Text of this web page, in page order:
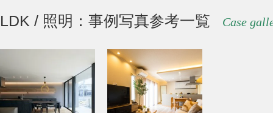
LDK / 照明：事例写真参考一覧 Case